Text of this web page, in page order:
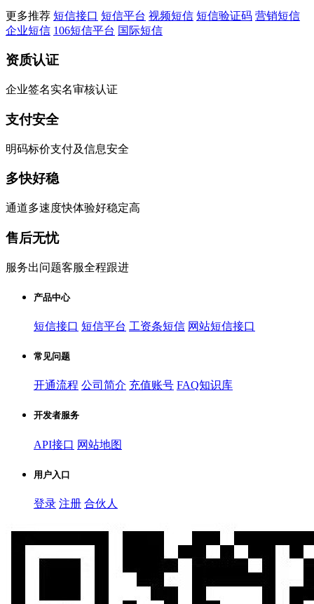
更多推荐 短信接口 短信平台 视频短信 短信验证码 营销短信
企业短信 106短信平台 国际短信
资质认证
企业签名实名审核认证
支付安全
明码标价支付及信息安全
多快好稳
通道多速度快体验好稳定高
售后无忧
服务出问题客服全程跟进
产品中心
短信接口 短信平台 工资条短信 网站短信接口
常见问题
开通流程 公司简介 充值账号 FAQ知识库
开发者服务
API接口 网站地图
用户入口
登录 注册 合伙人